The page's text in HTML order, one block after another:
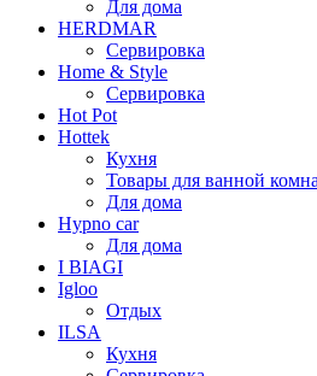
Для дома
HERDMAR
Сервировка
Home & Style
Сервировка
Hot Pot
Hottek
Кухня
Товары для ванной
Для дома
Hypno car
Для дома
I BIAGI
Igloo
Отдых
ILSA
Кухня